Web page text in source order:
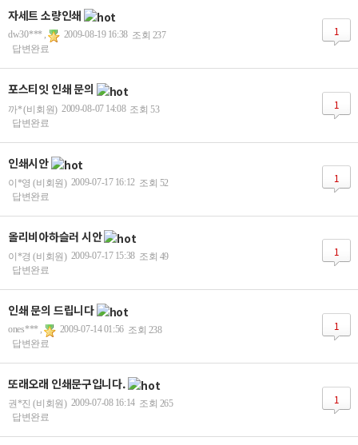
자세트 소량인쇄
dw30*** , 2009-08-19 16:38 조회 237
답변완료
1
포스티잇 인쇄 문의
까* (비회원) 2009-08-07 14:08 조회 53
답변완료
1
인쇄시안
이*영 (비회원) 2009-07-17 16:12 조회 52
답변완료
1
올리비아하슬러 시안
이*경 (비회원) 2009-07-17 15:38 조회 49
답변완료
1
인쇄 문의 드립니다
ones*** , 2009-07-14 01:56 조회 238
답변완료
1
또래오래 인쇄문구입니다.
권*진 (비회원) 2009-07-08 16:14 조회 265
답변완료
1